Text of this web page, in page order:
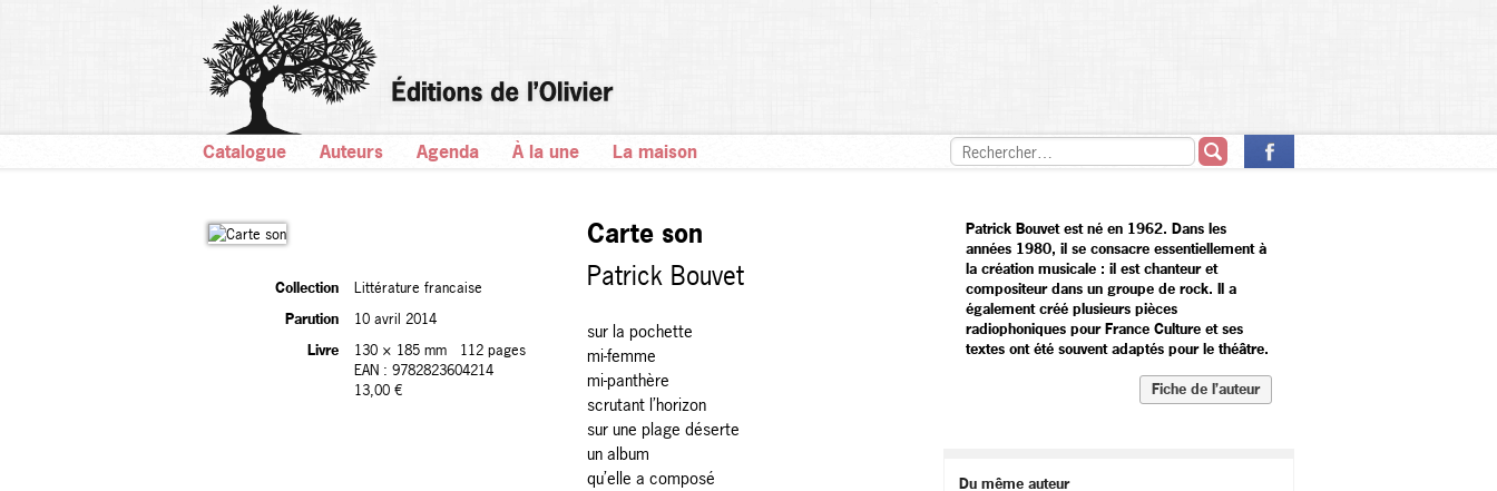
Catalogue Auteurs Agenda À la une La maison
Collection
Littérature francaise
Parution
10 avril 2014
Livre
130 × 185 mm
112 pages
EAN : 9782823604214
13,00 €
Carte son
Patrick Bouvet
sur la pochette
mi-femme
mi-panthère
scrutant l’horizon
sur une plage déserte
un album
qu’elle a composé
Patrick Bouvet est né en 1962. Dans les
années 1980, il se consacre essentiellement à
la création musicale : il est chanteur et
compositeur dans un groupe de rock. Il a
également créé plusieurs pièces
radiophoniques pour France Culture et ses
textes ont été souvent adaptés pour le théâtre.
Fiche de l’auteur
Du même auteur